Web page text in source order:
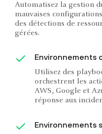
Automatisez la gestion
mauvaises
des détections de
gérées.
Environnements
Utilisez des
orchestrent les
AWS, Google et
réponse aux
Environnements